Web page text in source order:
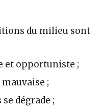
du milieu sont
et opportuniste ;
;
dégrade ;